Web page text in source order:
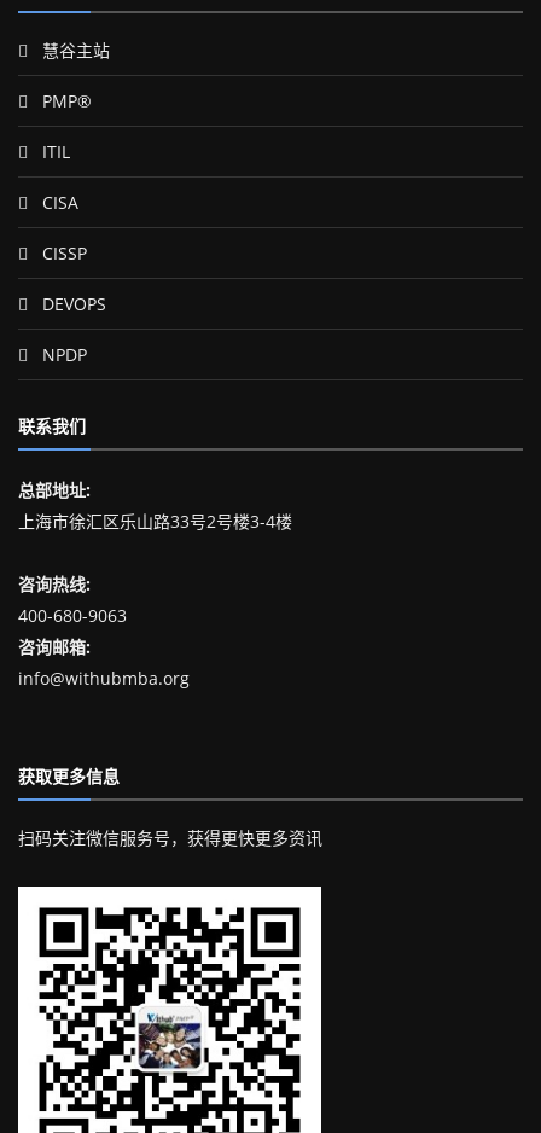
慧谷主站
PMP®
ITIL
CISA
CISSP
DEVOPS
NPDP
联系我们
总部地址:
上海市徐汇区乐山路33号2号楼3-4楼
咨询热线:
400-680-9063
咨询邮箱:
info@withubmba.org
获取更多信息
扫码关注微信服务号，获得更快更多资讯